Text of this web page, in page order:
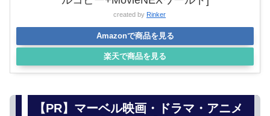
created by Rinker
Amazonで商品を見る
楽天で商品を見る
【PR】マーベル映画・ドラマ・アニメ